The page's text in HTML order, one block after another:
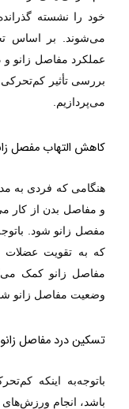
خود را نشسته
می‌شوند. بر اساس
عملکرد مفاصل زانو و
بررسی تأثیر کم‌تحرکی
می‌پردازیم.
کاهش التهاب مفصل
هنگامی که فردی به
و مفاصل بدن از کار
مفصل زانو شود.
که به تقویت عضلات
مفاصل زانو کمک
وضعیت مفاصل زانو
تسکین درد مفاصل زانو
باتوجه‌به اینکه
باشد، انجام